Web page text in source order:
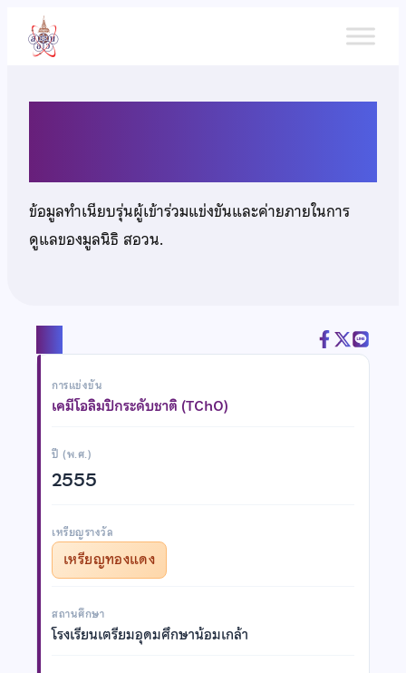
เนื้อหา
ข้อมูลทำเนียบรุ่นผู้เข้าร่วมแข่งขันและค่ายภายในการ
ดูแลของมูลนิธิ สอวน.
การแข่งขัน
เคมีโอลิมปิกระดับชาติ (TChO)
ปี (พ.ศ.)
2555
เหรียญรางวัล
เหรียญทองแดง
สถานศึกษา
โรงเรียนเตรียมอุดมศึกษาน้อมเกล้า